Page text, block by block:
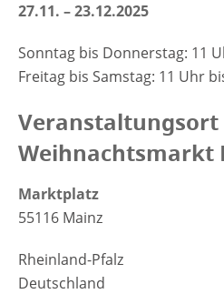
27.11. – 23.12.2025
Sonntag bis Donnerstag: 11
Freitag bis Samstag: 11 Uhr
Weihnachtsmarkt
Marktplatz
55116 Mainz
Rheinland-Pfalz
Deutschland